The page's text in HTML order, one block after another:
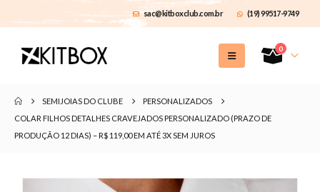
sac@kitboxclub.com.br (19) 99517-9749
0
SEMIJOIAS DO CLUBE
PERSONALIZADOS
COLAR FILHOS DETALHES CRAVEJADOS PERSONALIZADO (PRAZO DE
PRODUÇÃO 12 DIAS) – R$ 119,00 EM ATÉ 3X SEM JUROS